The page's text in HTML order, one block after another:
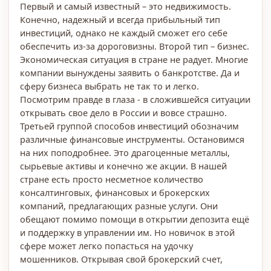
Первый и самый известный – это недвижимость.
Конечно, надежный и всегда прибыльный тип
инвестиций, однако не каждый сможет его себе
обеспечить из-за дороговизны. Второй тип – бизнес.
Экономическая ситуация в стране не радует. Многие
компании вынуждены заявить о банкротстве. Да и
сферу бизнеса выбрать не так то и легко.
Посмотрим правде в глаза - в сложившейся ситуации
открывать свое дело в России и вовсе страшно.
Третьей группой способов инвестиций обозначим
различные финансовые инструменты. Остановимся
на них поподробнее. Это драгоценные металлы,
сырьевые активы и конечно же акции. В нашей
стране есть просто несметное количество
консалтинговых, финансовых и брокерских
компаний, предлагающих разные услуги. Они
обещают помимо помощи в открытии депозита ещё
и поддержку в управлении им. Но новичок в этой
сфере может легко попасться на удочку
мошенников. Открывая свой брокерский счет,